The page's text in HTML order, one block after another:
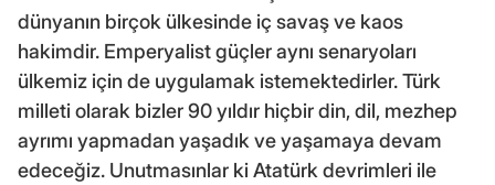
dünyanın birçok ülkesinde iç savaş ve kaos
hakimdir. Emperyalist güçler aynı senaryoları
ülkemiz için de uygulamak istemektedirler. Türk
milleti olarak bizler 90 yıldır hiçbir din, dil, mezhep
ayrımı yapmadan yaşadık ve yaşamaya devam
edeceğiz. Unutmasınlar ki Atatürk devrimleri ile